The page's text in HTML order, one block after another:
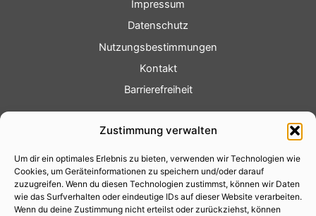
Zustimmung verwalten
Um dir ein optimales Erlebnis zu bieten, verwenden wir Technologien wie
Cookies, um Geräteinformationen zu speichern und/oder darauf
zuzugreifen. Wenn du diesen Technologien zustimmst, können wir Daten
wie das Surfverhalten oder eindeutige IDs auf dieser Website verarbeiten.
Wenn du deine Zustimmung nicht erteilst oder zurückziehst, können
Impressum
Datenschutz
Nutzungsbestimmungen
Kontakt
Barrierefreiheit
Fotoservice
Videoservice
Werbung
Contenterstellung